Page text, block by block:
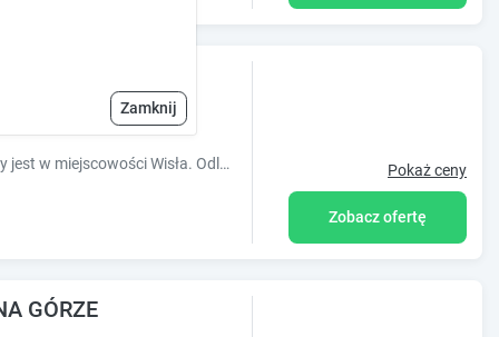
Zamknij
Obiekt Apartament Stacja Wisła położony jest w miejscowości Wisła. Odległość ważnych miejsc od obiektu: Ośrodek narciarski Zagroń Istebna ? Pokaż ceny
Zobacz ofertę
GÓRZE